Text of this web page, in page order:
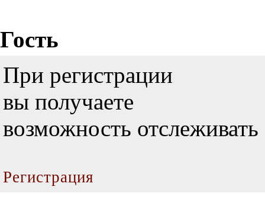
Гость
При регистрации
вы получаете
возможность
Регистрация